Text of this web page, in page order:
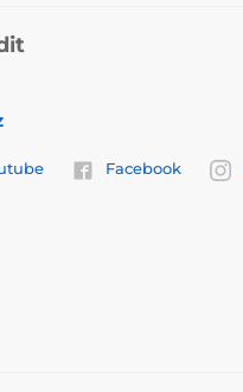
Facebook